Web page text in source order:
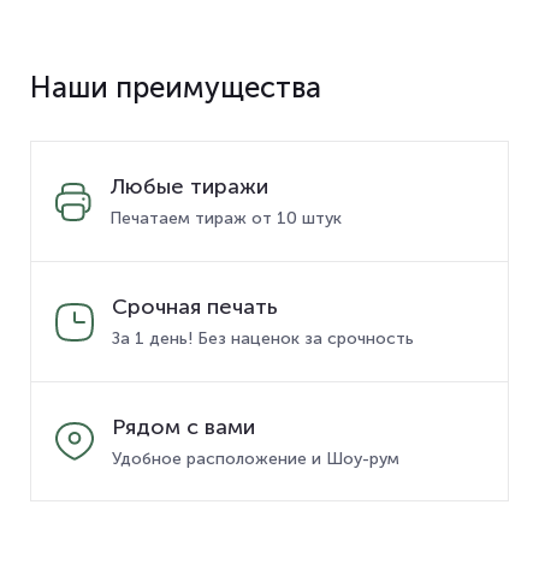
Наши преимущества
Любые тиражи
Печатаем тираж от 10 штук
Срочная печать
За 1 день! Без наценок за срочность
Рядом с вами
Удобное расположение и Шоу-рум